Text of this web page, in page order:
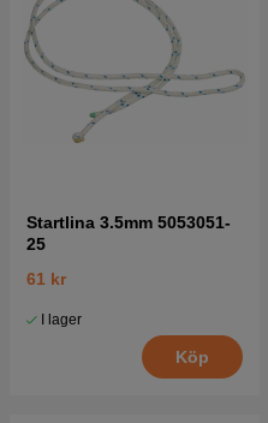
Startlina 3.5mm 5053051-
25
61 kr
I lager
Köp